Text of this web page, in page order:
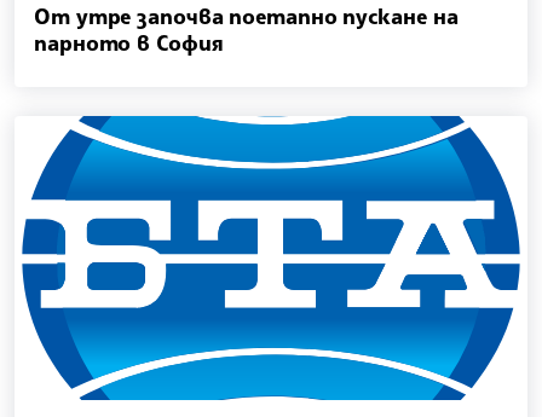
От утре започва поетапно пускане на
парното в София